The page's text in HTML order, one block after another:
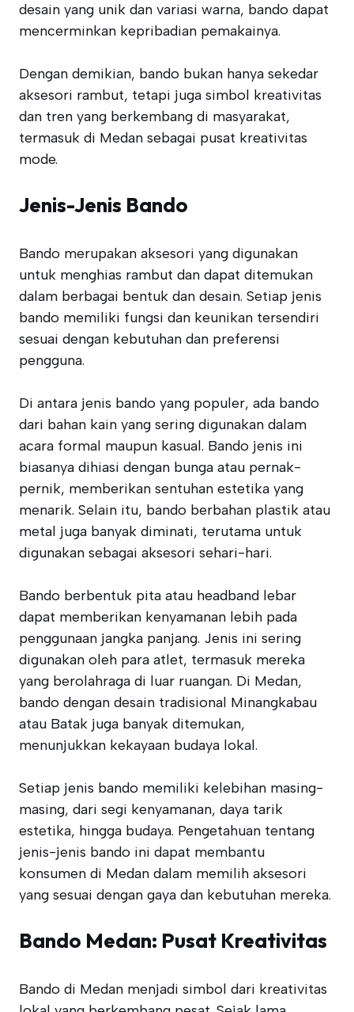
desain yang unik dan variasi warna, bando dapat
mencerminkan kepribadian pemakainya.
Dengan demikian, bando bukan hanya sekedar
aksesori rambut, tetapi juga simbol kreativitas
dan tren yang berkembang di masyarakat,
termasuk di Medan sebagai pusat kreativitas
mode.
Jenis-Jenis Bando
Bando merupakan aksesori yang digunakan
untuk menghias rambut dan dapat ditemukan
dalam berbagai bentuk dan desain. Setiap jenis
bando memiliki fungsi dan keunikan tersendiri
sesuai dengan kebutuhan dan preferensi
pengguna.
Di antara jenis bando yang populer, ada bando
dari bahan kain yang sering digunakan dalam
acara formal maupun kasual. Bando jenis ini
biasanya dihiasi dengan bunga atau pernak-
pernik, memberikan sentuhan estetika yang
menarik. Selain itu, bando berbahan plastik atau
metal juga banyak diminati, terutama untuk
digunakan sebagai aksesori sehari-hari.
Bando berbentuk pita atau headband lebar
dapat memberikan kenyamanan lebih pada
penggunaan jangka panjang. Jenis ini sering
digunakan oleh para atlet, termasuk mereka
yang berolahraga di luar ruangan. Di Medan,
bando dengan desain tradisional Minangkabau
atau Batak juga banyak ditemukan,
menunjukkan kekayaan budaya lokal.
Setiap jenis bando memiliki kelebihan masing-
masing, dari segi kenyamanan, daya tarik
estetika, hingga budaya. Pengetahuan tentang
jenis-jenis bando ini dapat membantu
konsumen di Medan dalam memilih aksesori
yang sesuai dengan gaya dan kebutuhan mereka.
Bando Medan: Pusat Kreativitas
Bando di Medan menjadi simbol dari kreativitas